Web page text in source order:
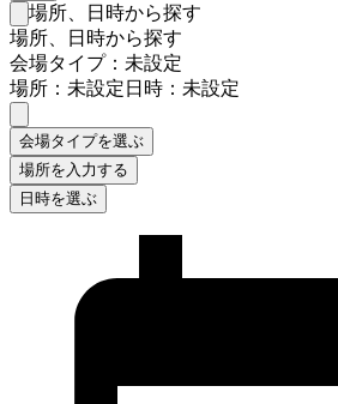
検索フォームを閉じる
場所、日時から探す
場所、日時から探す
会場タイプ：未設定
場所：未設定日時：未設定
会場タイプを選ぶ
場所を入力する
日時を選ぶ